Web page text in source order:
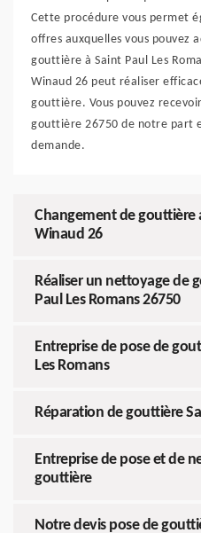
Cette procédure vous permet
offres auxquelles vous pouvez
gouttière à Saint Paul Les
Winaud 26 peut réaliser
gouttière. Vous pouvez
gouttière 26750 de notre part
demande.
Changement de gouttière
Winaud 26
Réaliser un nettoyage de
Paul Les Romans 26750
Entreprise de pose de
Les Romans
Réparation de gouttière
Entreprise de pose et de
gouttière
Notre devis pose de